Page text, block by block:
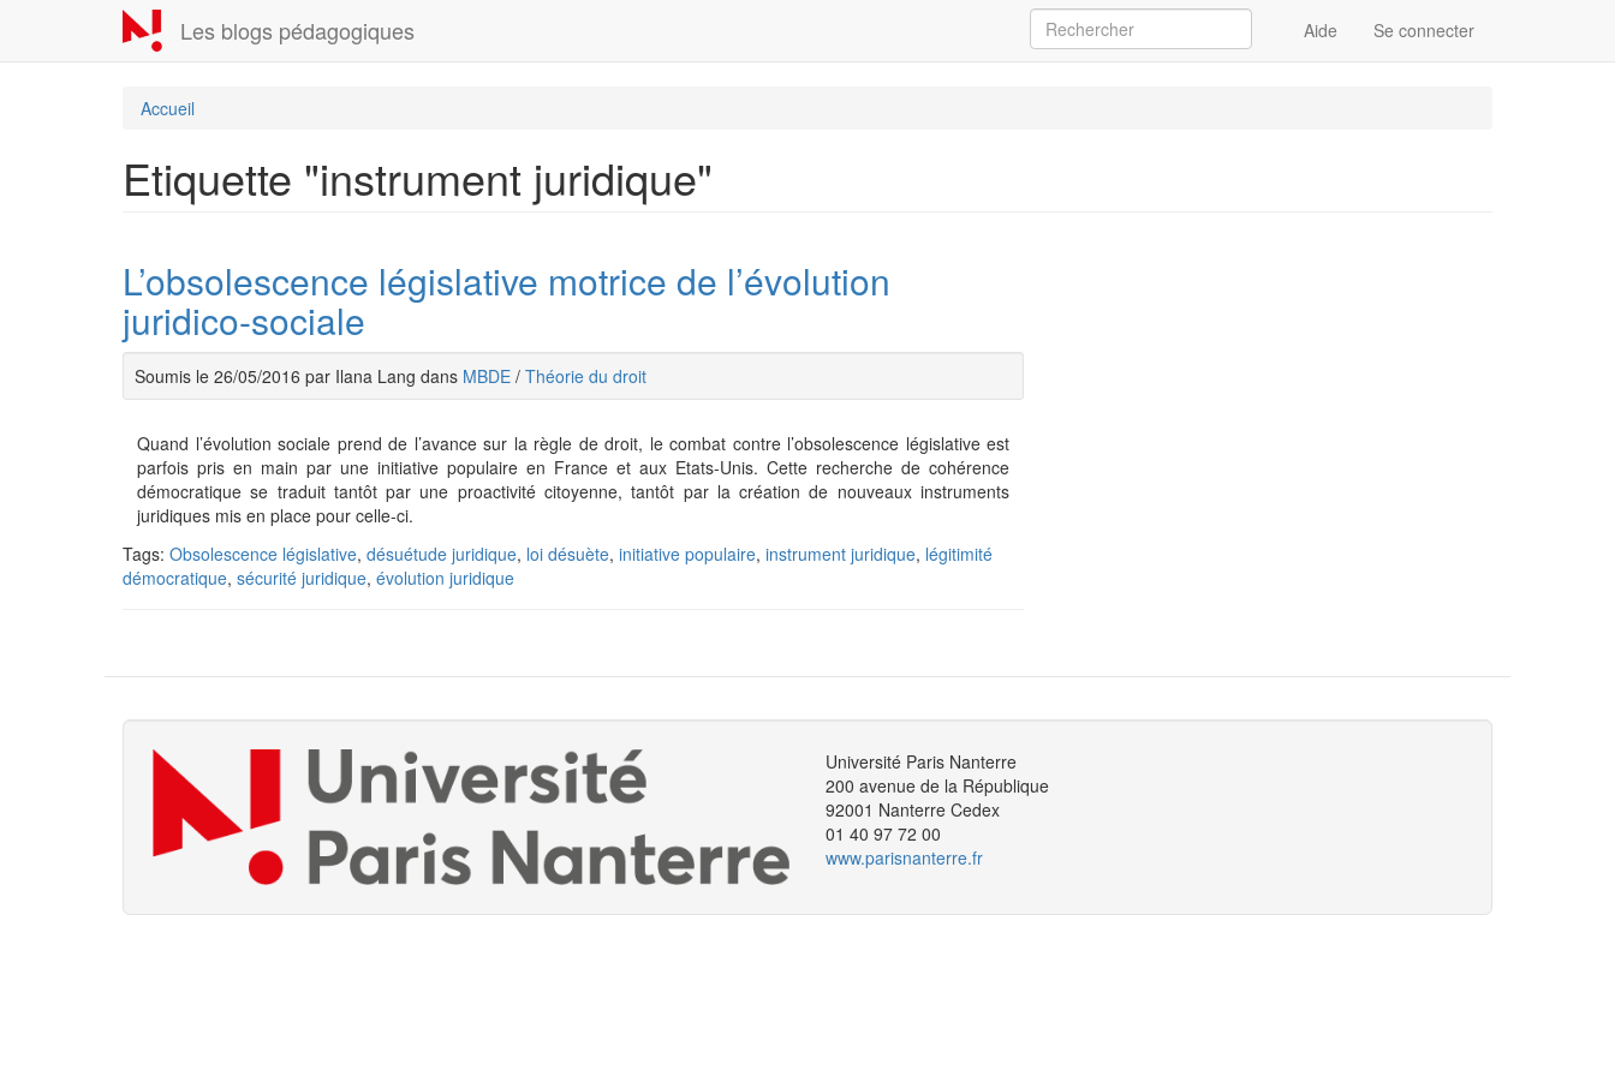
contenu
Les blogs pédagogiques Aide Se connecter
Accueil
Etiquette "instrument juridique"
L’obsolescence législative motrice de l’évolution
juridico-sociale
Soumis le 26/05/2016 par Ilana Lang dans MBDE / Théorie du droit
Quand l’évolution sociale prend de l’avance sur la règle de droit, le combat contre l’obsolescence législative est
parfois pris en main par une initiative populaire en France et aux Etats-Unis. Cette recherche de cohérence
démocratique se traduit tantôt par une proactivité citoyenne, tantôt par la création de nouveaux instruments
juridiques mis en place pour celle-ci.
Tags: Obsolescence législative, désuétude juridique, loi désuète, initiative populaire, instrument juridique, légitimité
démocratique, sécurité juridique, évolution juridique
Université Paris Nanterre
200 avenue de la République
92001 Nanterre Cedex
01 40 97 72 00
www.parisnanterre.fr